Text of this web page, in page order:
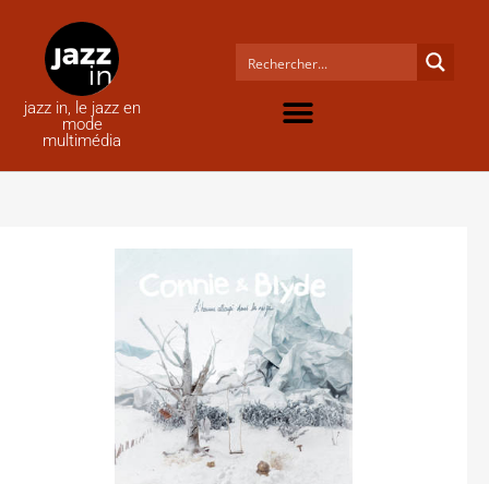
jazz in, le jazz en
mode
multimédia